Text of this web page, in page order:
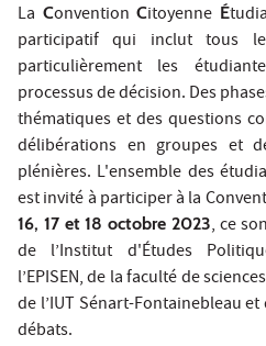
La ConventionCitoyenne É
participatif qui inclut tous
particulièrement les
processus de décision. Des
thématiques et des questions
délibérations en groupes et
plénières. L'ensemble des
est invité à participer à la
16, 17 et 18 octobre 2023, ce
de l’Institut d'Études
l’EPISEN, de la faculté de
de l’IUT Sénart-Fontainebleau
débats.